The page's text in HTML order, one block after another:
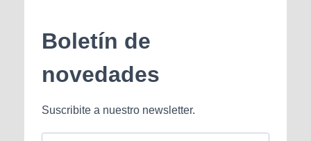
Boletín de
novedades
Suscribite a nuestro newsletter.